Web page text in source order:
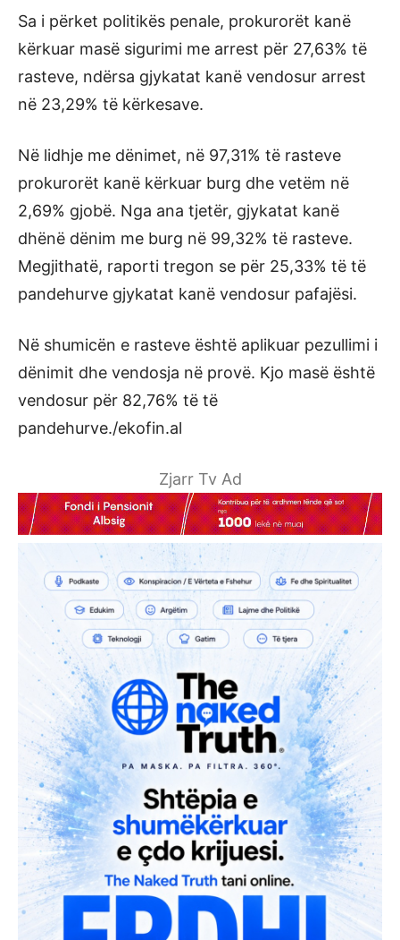
Sa i përket politikës penale, prokurorët kanë
kërkuar masë sigurimi me arrest për 27,63% të
rasteve, ndërsa gjykatat kanë vendosur arrest
në 23,29% të kërkesave.
Në lidhje me dënimet, në 97,31% të rasteve
prokurorët kanë kërkuar burg dhe vetëm në
2,69% gjobë. Nga ana tjetër, gjykatat kanë
dhënë dënim me burg në 99,32% të rasteve.
Megjithatë, raporti tregon se për 25,33% të të
pandehurve gjykatat kanë vendosur pafajësi.
Në shumicën e rasteve është aplikuar pezullimi i
dënimit dhe vendosja në provë. Kjo masë është
vendosur për 82,76% të të
pandehurve./ekofin.al
Zjarr Tv Ad